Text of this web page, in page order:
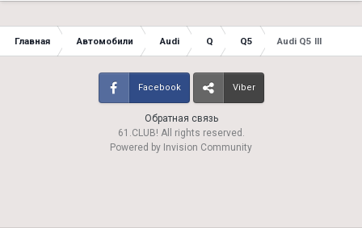
Главная Автомобили Audi Q Q5 Audi Q5 ІІІ
Обратная связь
Facebook Viber
61.CLUB! All rights reserved.
Powered by Invision Community